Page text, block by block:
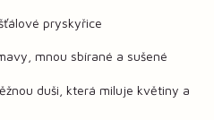
pryskyřice
mnou sbírané a sušené
duši, která miluje květiny a